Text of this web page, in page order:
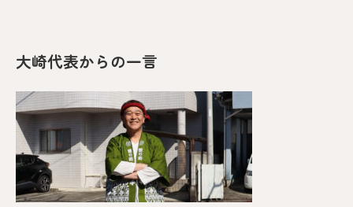
大崎代表からの一言